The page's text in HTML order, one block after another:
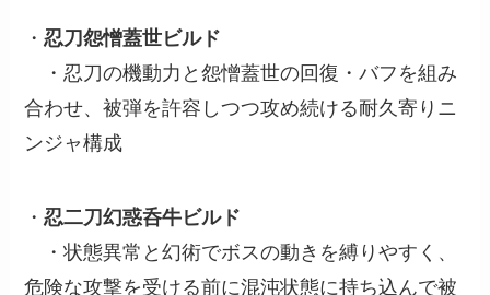
・忍刀怨憎蓋世ビルド
・忍刀の機動力と怨憎蓋世の回復・バフを組み
合わせ、被弾を許容しつつ攻め続ける耐久寄りニ
ンジャ構成
・忍二刀幻惑呑牛ビルド
・状態異常と幻術でボスの動きを縛りやすく、
危険な攻撃を受ける前に混沌状態に持ち込んで被